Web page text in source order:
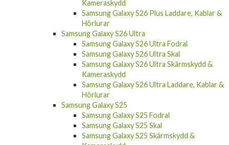
Kameraskydd
Samsung Galaxy S26 Plus Laddare, Kablar &
Hörlurar
Samsung Galaxy S26 Ultra
Samsung Galaxy S26 Ultra Fodral
Samsung Galaxy S26 Ultra Skal
Samsung Galaxy S26 Ultra Skärmskydd &
Kameraskydd
Samsung Galaxy S26 Ultra Laddare, Kablar &
Hörlurar
Samsung Galaxy S25
Samsung Galaxy S25 Fodral
Samsung Galaxy S25 Skal
Samsung Galaxy S25 Skärmskydd &